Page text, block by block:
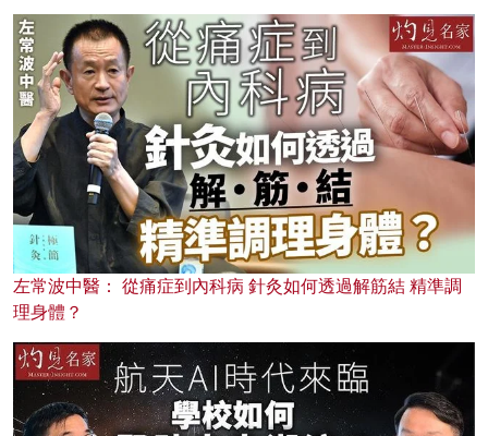
左常波中醫： 從痛症到內科病 針灸如何透過解筋結 精準調
理身體？